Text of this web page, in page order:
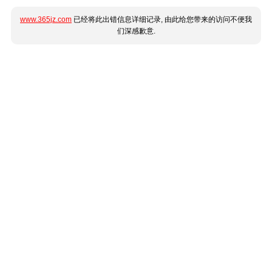
www.365jz.com 已经将此出错信息详细记录, 由此给您带来的访问不便我
们深感歉意.